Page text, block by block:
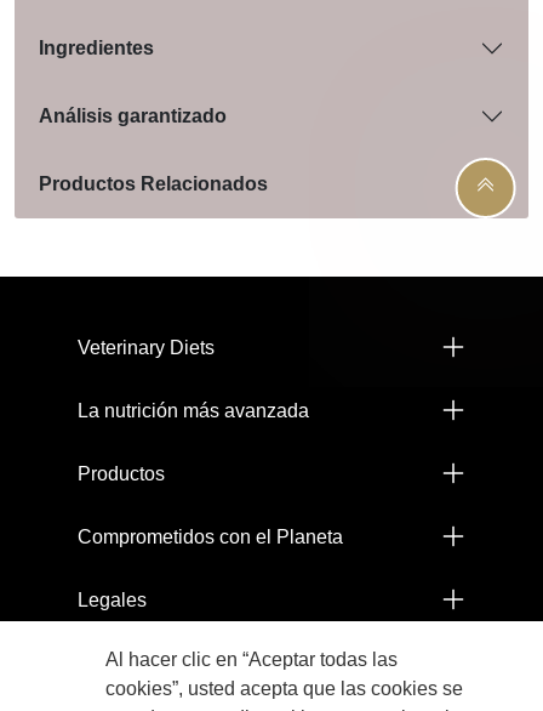
Ingredientes
Análisis garantizado
Productos Relacionados
Veterinary Diets
La nutrición más avanzada
Productos
Comprometidos con el Planeta
Legales
NESTLÉ PERÚ S.A. RUC 20263322496
Al hacer clic en “Aceptar todas las
cookies”, usted acepta que las cookies se